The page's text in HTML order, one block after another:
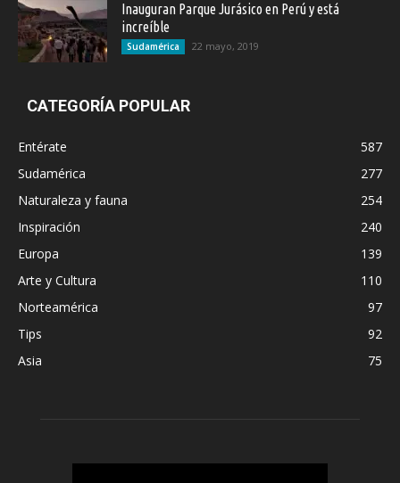
Inauguran Parque Jurásico en Perú y está
increíble
Sudamérica 22 mayo, 2019
CATEGORÍA POPULAR
Entérate
587
Sudamérica
277
Naturaleza y fauna
254
Inspiración
240
Europa
139
Arte y Cultura
110
Norteamérica
97
Tips
92
Asia
75